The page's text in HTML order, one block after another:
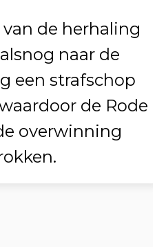
de herhaling
naar de
een strafschop
de Rode
overwinning